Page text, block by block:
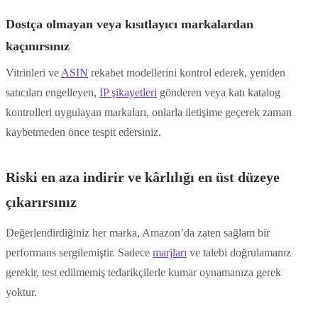
Dostça olmayan veya kısıtlayıcı markalardan
kaçınırsınız
Vitrinleri ve ASIN rekabet modellerini kontrol ederek, yeniden
satıcıları engelleyen, IP şikayetleri gönderen veya katı katalog
kontrolleri uygulayan markaları, onlarla iletişime geçerek zaman
kaybetmeden önce tespit edersiniz.
Riski en aza indirir ve kârlılığı en üst düzeye
çıkarırsınız
Değerlendirdiğiniz her marka, Amazon’da zaten sağlam bir
performans sergilemiştir. Sadece marjları ve talebi doğrulamanız
gerekir, test edilmemiş tedarikçilerle kumar oynamanıza gerek
yoktur.